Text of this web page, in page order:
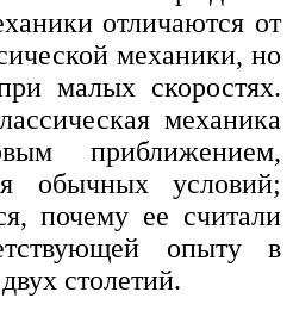
отличаются от
механики, но
малых скоростях.
механика
приближением,
обычных условий;
почему ее считали
опыту в
столетий.